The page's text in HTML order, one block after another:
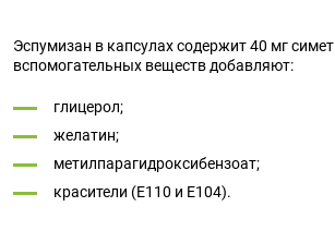
Эспумизан в капсулах содержит 40 мг
вспомогательных веществ добавляют:
глицерол;
желатин;
метилпарагидроксибензоат;
красители (Е110 и Е104).